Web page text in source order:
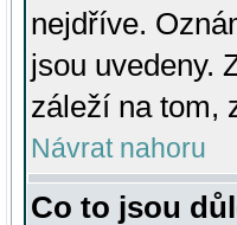
nejdříve.
jsou uvedeny.
záleží na tom,
Návrat nahoru
Co to jsou